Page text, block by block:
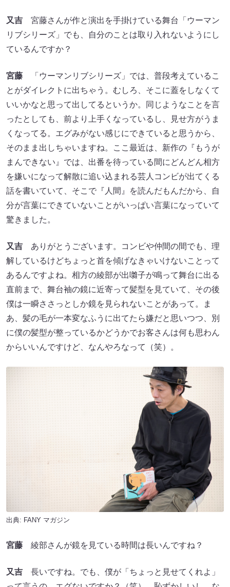
又吉 宮藤さんが作と演出を手掛けている舞台「ウーマン
リブシリーズ」でも、自分のことは取り入れないようにし
ているんですか？
宮藤 「ウーマンリブシリーズ」では、普段考えているこ
とがダイレクトに出ちゃう。むしろ、そこに蓋をしなくて
いいかなと思って出してるというか。同じようなことを言
ったとしても、前より上手くなっているし、見せ方がうま
くなってる。エグみがない感じにできていると思うから、
そのまま出しちゃいますね。ここ最近は、新作の『もうが
まんできない』では、出番を待っている間にどんどん相方
を嫌いになって解散に追い込まれる芸人コンビが出てくる
話を書いていて、そこで『人間』を読んだもんだから、自
分が言葉にできていないことがいっぱい言葉になっていて
驚きました。
又吉 ありがとうございます。コンビや仲間の間でも、理
解しているけどちょっと首を傾げなきゃいけないことって
あるんですよね。相方の綾部が出囃子が鳴って舞台に出る
直前まで、舞台袖の鏡に近寄って髪型を見ていて、その後
僕は一瞬ささっとしか鏡を見られないことがあって。ま
あ、髪の毛が一本変なふうに出てたら嫌だと思いつつ、別
に僕の髪型が整っているかどうかでお客さんは何も思わん
からいいんですけど、なんやろなって（笑）。
出典: FANY マガジン
宮藤 綾部さんが鏡を見ている時間は長いんですね？
又吉 長いですね。でも、僕が「ちょっと見せてくれよ」